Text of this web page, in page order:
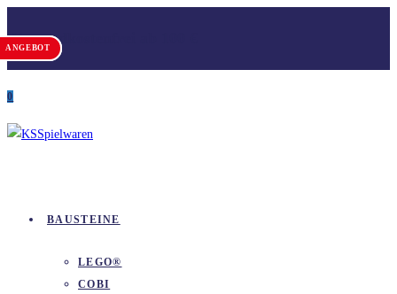
Inhalt
springen
Versandkostenfrei ab 100 €
0
BAUSTEINE
LEGO®
COBI
ANGEBOT
ANGEBOT